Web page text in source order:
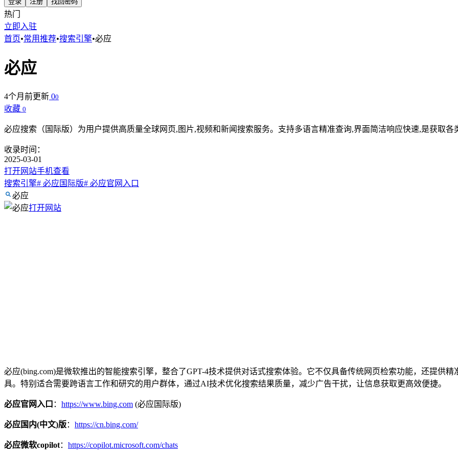
热门
立即入驻
首页•常用推荐•搜索引擎•必应
必应
4个月前更新 00
收藏 0
必应搜索（国际版）为用户提供高质量全球网页,图片,视频和新闻搜索服务。支持多语言精准查询,界面简洁响应快速,是获取各
收录时间：
2025-03-01
打开网站手机查看
搜索引擎# 必应国际版# 必应官网入口
必应
打开网站
必应(bing.com)是微软推出的智能搜索引擎，整合了GPT-4技术提供对话式搜索体验。它不仅具备传统网页检索功能，还提供
具。特别适合需要跨语言工作和研究的用户群体，通过AI技术优化搜索结果质量，减少广告干扰，让信息获取更高效便捷。
必应官网入口 ： https://www.bing.com (必应国际版)
必应国内(中文)版： https://cn.bing.com/
必应微软copilot： https://copilot.microsoft.com/chats